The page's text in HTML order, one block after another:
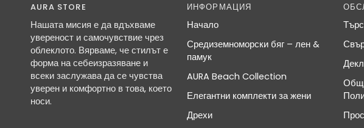
AURA STORE
Нашата мисия е да вдъхваме
увереност и самочувствие чрез
облеклото. Вярваме, че стилът е
форма на себеизразяване и
всеки заслужава да се чувства
уверен и комфортно в това, което
носи.
ИНФОРМАЦИЯ
Начало
Средиземноморски бяг – лен &
памук
AURA Beach Collection
Елегантни комплекти за жени
Дрехи